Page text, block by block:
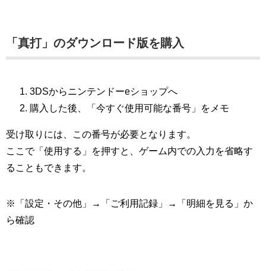
「真打」のダウンロード版を購入
3DSからニンテンドーeショップへ
購入した後、「今すぐ使用可能な番号」をメモ
受け取りには、この番号が必要となります。
ここで「使用する」を押すと、ゲーム内での入力を省略す
ることもできます。
※「設定・その他」→「ご利用記録」→「明細を見る」か
ら確認